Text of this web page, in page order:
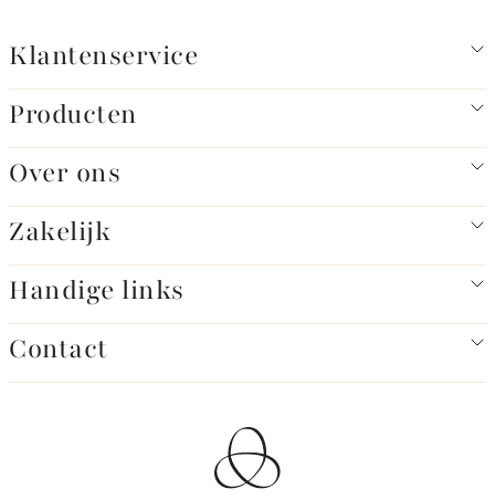
Klantenservice
Producten
Over ons
Zakelijk
Handige links
Contact